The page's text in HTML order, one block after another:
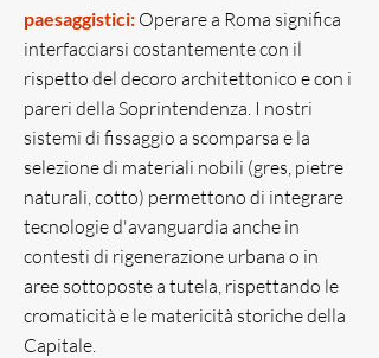
paesaggistici: Operare a Roma significa
interfacciarsi costantemente con il
rispetto del decoro architettonico e con i
pareri della Soprintendenza. I nostri
sistemi di fissaggio a scomparsa e la
selezione di materiali nobili (gres, pietre
naturali, cotto) permettono di integrare
tecnologie d'avanguardia anche in
contesti di rigenerazione urbana o in
aree sottoposte a tutela, rispettando le
cromaticità e le matericità storiche della
Capitale.